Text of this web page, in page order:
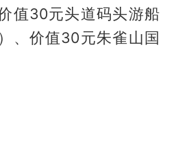
值30元头道码头游船
、价值30元朱雀山国